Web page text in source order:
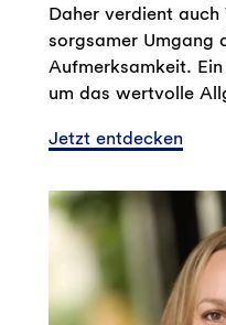
Daher verdient auch
sorgsamer Umgang
Aufmerksamkeit.
um das wertvolle
Jetzt entdecken